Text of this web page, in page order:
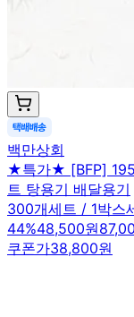
백만상회
★특가★ [BFP] 195
트 탕용기 배달용기
300개세트 / 1박스
44%48,500원
쿠폰가38,800원